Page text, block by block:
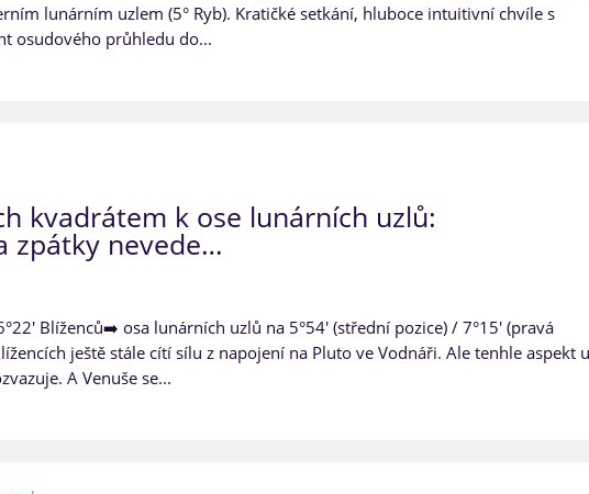
lunárním uzlem (5° Ryb). Kratičké setkání, hluboce intuitivní chvíle s
osudového průhledu do...
kvadrátem k ose lunárních uzlů:
zpátky nevede…
Blíženců➡️ osa lunárních uzlů na 5°54' (střední pozice) / 7°15' (pravá
ještě stále cítí sílu z napojení na Pluto ve Vodnáři. Ale tenhle aspekt
A Venuše se...